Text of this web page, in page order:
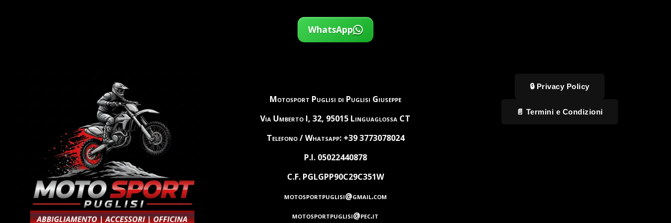
WhatsApp
Motosport Puglisi di Puglisi Giuseppe
Via Umberto I, 32, 95015 Linguaglossa CT
Telefono / Whatsapp: +39 3773078024
P.I. 05022440878
C.F. PGLGPP90C29C351W
motosportpuglisi@gmail.com
motosportpuglisi@pec.it
🔒 Privacy Policy
📄 Termini e Condizioni